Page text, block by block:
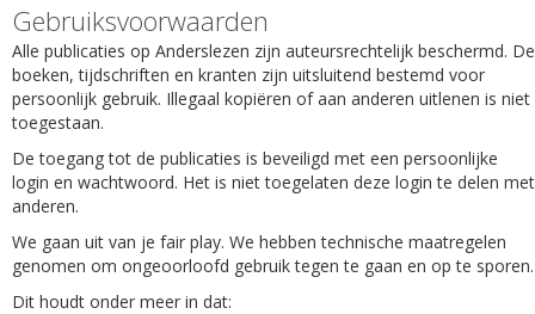
Gebruiksvoorwaarden
Alle publicaties op Anderslezen zijn auteursrechtelijk beschermd. De
boeken, tijdschriften en kranten zijn uitsluitend bestemd voor
persoonlijk gebruik. Illegaal kopiëren of aan anderen uitlenen is niet
toegestaan.
De toegang tot de publicaties is beveiligd met een persoonlijke
login en wachtwoord. Het is niet toegelaten deze login te delen met
anderen.
We gaan uit van je fair play. We hebben technische maatregelen
genomen om ongeoorloofd gebruik tegen te gaan en op te sporen.
Dit houdt onder meer in dat: